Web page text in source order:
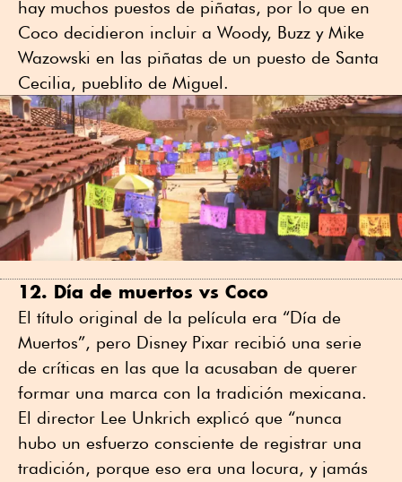
hay muchos puestos de piñatas, por lo que en
Coco decidieron incluir a Woody, Buzz y Mike
Wazowski en las piñatas de un puesto de Santa
Cecilia, pueblito de Miguel.
12. Día de muertos vs Coco
El título original de la película era “Día de
Muertos”, pero Disney Pixar recibió una serie
de críticas en las que la acusaban de querer
formar una marca con la tradición mexicana.
El director Lee Unkrich explicó que “nunca
hubo un esfuerzo consciente de registrar una
tradición, porque eso era una locura, y jamás